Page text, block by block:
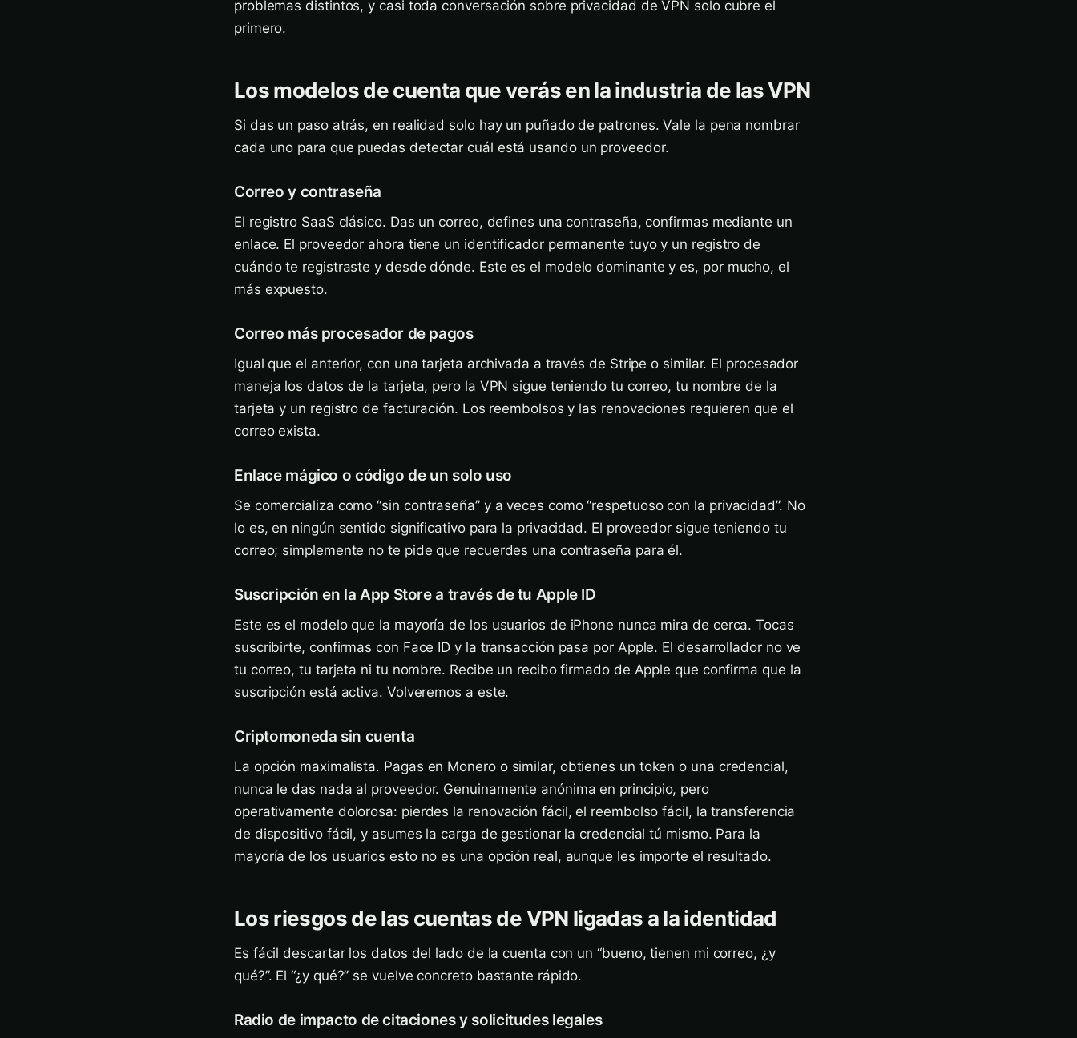
problemas distintos, y casi toda conversación sobre privacidad de VPN solo cubre el
primero.
Los modelos de cuenta que verás en la industria de las VPN
Si das un paso atrás, en realidad solo hay un puñado de patrones. Vale la pena nombrar
cada uno para que puedas detectar cuál está usando un proveedor.
Correo y contraseña
El registro SaaS clásico. Das un correo, defines una contraseña, confirmas mediante un
enlace. El proveedor ahora tiene un identificador permanente tuyo y un registro de
cuándo te registraste y desde dónde. Este es el modelo dominante y es, por mucho, el
más expuesto.
Correo más procesador de pagos
Igual que el anterior, con una tarjeta archivada a través de Stripe o similar. El procesador
maneja los datos de la tarjeta, pero la VPN sigue teniendo tu correo, tu nombre de la
tarjeta y un registro de facturación. Los reembolsos y las renovaciones requieren que el
correo exista.
Enlace mágico o código de un solo uso
Se comercializa como “sin contraseña” y a veces como “respetuoso con la privacidad”. No
lo es, en ningún sentido significativo para la privacidad. El proveedor sigue teniendo tu
correo; simplemente no te pide que recuerdes una contraseña para él.
Suscripción en la App Store a través de tu Apple ID
Este es el modelo que la mayoría de los usuarios de iPhone nunca mira de cerca. Tocas
suscribirte, confirmas con Face ID y la transacción pasa por Apple. El desarrollador no ve
tu correo, tu tarjeta ni tu nombre. Recibe un recibo firmado de Apple que confirma que la
suscripción está activa. Volveremos a este.
Criptomoneda sin cuenta
La opción maximalista. Pagas en Monero o similar, obtienes un token o una credencial,
nunca le das nada al proveedor. Genuinamente anónima en principio, pero
operativamente dolorosa: pierdes la renovación fácil, el reembolso fácil, la transferencia
de dispositivo fácil, y asumes la carga de gestionar la credencial tú mismo. Para la
mayoría de los usuarios esto no es una opción real, aunque les importe el resultado.
Los riesgos de las cuentas de VPN ligadas a la identidad
Es fácil descartar los datos del lado de la cuenta con un “bueno, tienen mi correo, ¿y
qué?”. El “¿y qué?” se vuelve concreto bastante rápido.
Radio de impacto de citaciones y solicitudes legales